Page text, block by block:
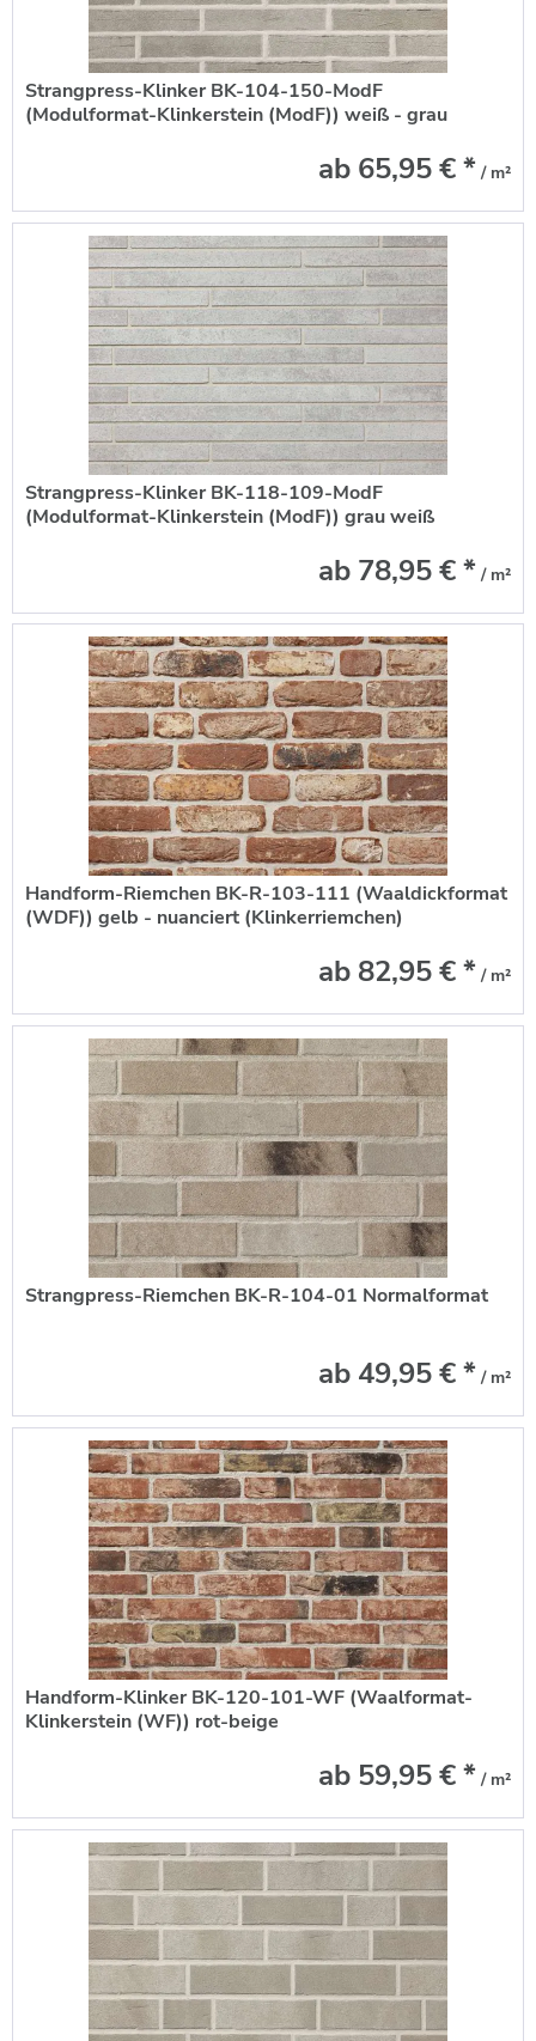
Strangpress-Klinker BK-104-150-ModF
(Modulformat-Klinkerstein (ModF)) weiß - grau
ab 65,95 € * / m²
Strangpress-Klinker BK-118-109-ModF
(Modulformat-Klinkerstein (ModF)) grau weiß
ab 78,95 € * / m²
Handform-Riemchen BK-R-103-111 (Waaldickformat
(WDF)) gelb - nuanciert (Klinkerriemchen)
ab 82,95 € * / m²
Strangpress-Riemchen BK-R-104-01 Normalformat
ab 49,95 € * / m²
Handform-Klinker BK-120-101-WF (Waalformat-
Klinkerstein (WF)) rot-beige
ab 59,95 € * / m²